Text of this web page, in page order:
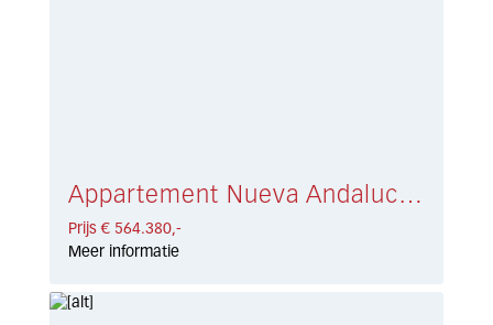
Appartement Nueva Andalucía € 564.380,-
Prijs € 564.380,-
Meer informatie